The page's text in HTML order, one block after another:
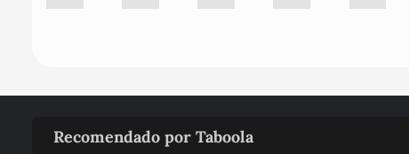
Recomendado por Taboola